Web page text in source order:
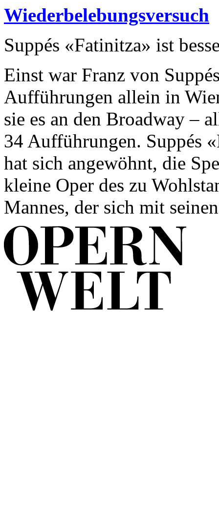
Wiederbelebungsversuch
Suppés «Fatinitza» ist
Einst war Franz von
Aufführungen allein in
sie es an den Broadway –
34 Aufführungen. Suppés
hat sich angewöhnt, die
kleine Oper des zu
Mannes, der sich mit